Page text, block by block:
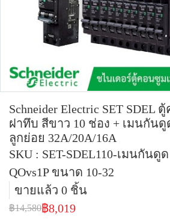
Schneider Electric SET SDEL
ฝาทึบ สีขาว 10 ช่อง + เมนกันดู
ลูกย่อย 32A/20A/16A
SKU : SET-SDEL110-เมนกันดู
QOvs1P ขนาด 10-32
ขายแล้ว 0 ชิ้น
฿14,580฿8,019